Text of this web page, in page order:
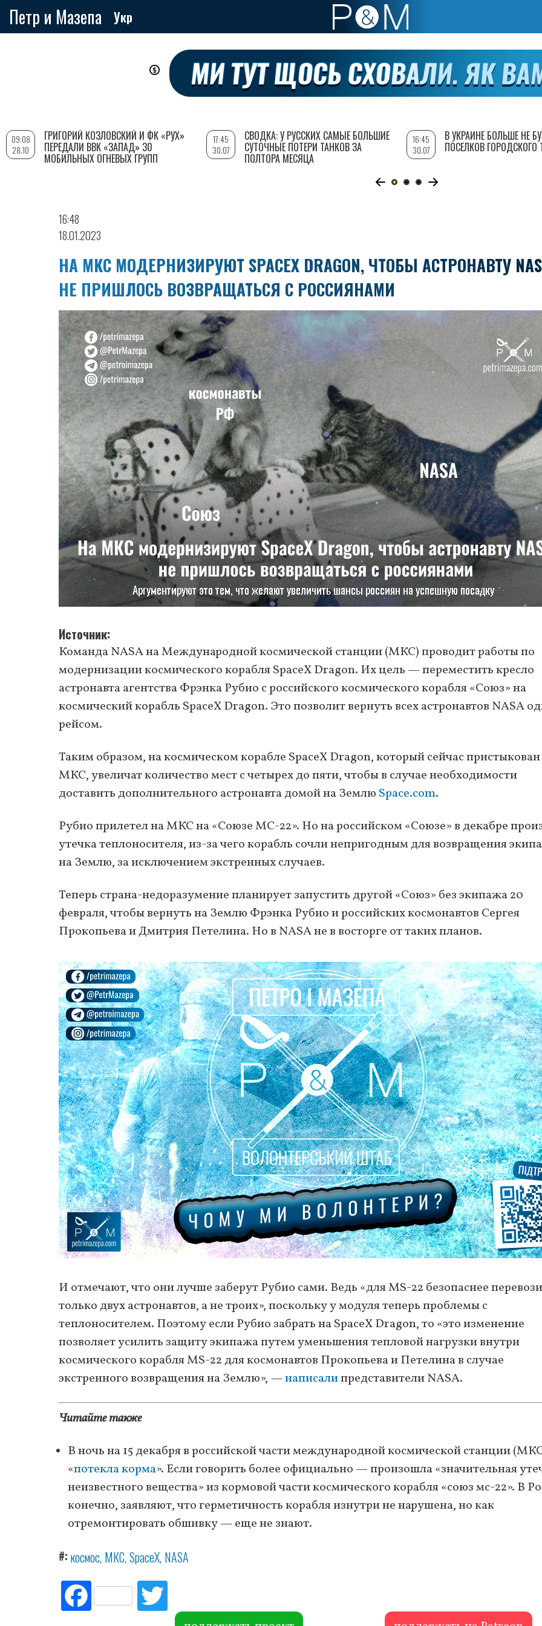
Петр и Мазепа Укр
16:48
18.01.2023
НА МКС МОДЕРНИЗИРУЮТ SPACEX DRAGON, ЧТОБЫ АСТРОНАВТУ
НЕ ПРИШЛОСЬ ВОЗВРАЩАТЬСЯ С РОССИЯНАМИ
Источник
Команда NASA на Международной космической станции (МКС) проводит работы по
модернизации космического корабля SpaceX Dragon. Их цель — переместить кресло
астронавта агентства Фрэнка Рубио с российского космического корабля «Союз» на
космический корабль SpaceX Dragon. Это позволит вернуть всех астронавтов NASA
рейсом.
Таким образом, на космическом корабле SpaceX Dragon, который сейчас
МКС, увеличат количество мест с четырех до пяти, чтобы в случае необходимости
доставить дополнительного астронавта домой на Землю Space.com.
Рубио прилетел на МКС на «Союзе МС-22». Но на российском «Союзе» в декабре
утечка теплоносителя, из-за чего корабль сочли непригодным для возвращения
на Землю, за исключением экстренных случаев.
Теперь страна-недоразумение планирует запустить другой «Союз» без экипажа 20
февраля, чтобы вернуть на Землю Фрэнка Рубио и российских космонавтов Сергея
Прокопьева и Дмитрия Петелина. Но в NASA не в восторге от таких планов.
И отмечают, что они лучше заберут Рубио сами. Ведь «для MS-22 безопаснее
только двух астронавтов, а не троих», поскольку у модуля теперь проблемы с
теплоносителем. Поэтому если Рубио забрать на SpaceX Dragon, то «это изменение
позволяет усилить защиту экипажа путем уменьшения тепловой нагрузки внутри
космического корабля MS-22 для космонавтов Прокопьева и Петелина в случае
экстренного возвращения на Землю», —написалипредставители NASA.
Читайте также
В ночь на 15 декабря в российской части международной космической станции
«потекла корма». Если говорить более официально — произошла «значительная
неизвестного вещества» из кормовой части космического корабля «союз мс-22». В
конечно, заявляют, что герметичность корабля изнутри не нарушена, но как
отремонтировать обшивку — еще не знают.
# космос МКС SpaceX NASA
Fac
ebo itte
09:08
28.10
ГРИГОРИЙ КОЗЛОВСКИЙ И ФК «РУХ»
ПЕРЕДАЛИ ВВК «ЗАПАД» 30
МОБИЛЬНЫХ ОГНЕВЫХ ГРУПП
17:45
30.07
СВОДКА: У РУССКИХ САМЫЕ БОЛЬШИЕ
СУТОЧНЫЕ ПОТЕРИ ТАНКОВ ЗА
ПОЛТОРА МЕСЯЦА
16:45
30.07
В УКРАИНЕ БОЛЬШЕ НЕ
ПОСЕЛКОВ ГОРОДСКОГО